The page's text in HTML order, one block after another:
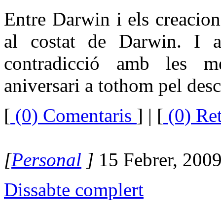
Entre Darwin i els
al costat de Darwin. I
contradicció amb les
aniversari a tothom pel
[ (0) Comentaris ] | [ (0)
[Personal ] 15 Febrer,
Dissabte complert